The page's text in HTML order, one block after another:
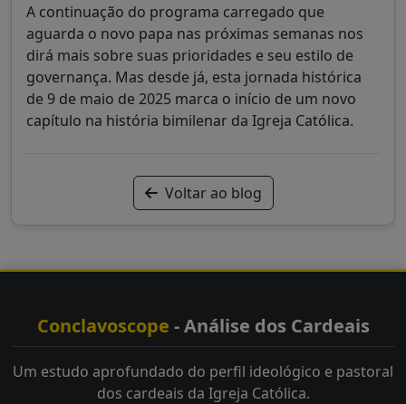
A continuação do programa carregado que
aguarda o novo papa nas próximas semanas nos
dirá mais sobre suas prioridades e seu estilo de
governança. Mas desde já, esta jornada histórica
de 9 de maio de 2025 marca o início de um novo
capítulo na história bimilenar da Igreja Católica.
Voltar ao blog
Conclavoscope - Análise dos Cardeais
Um estudo aprofundado do perfil ideológico e pastoral
dos cardeais da Igreja Católica.